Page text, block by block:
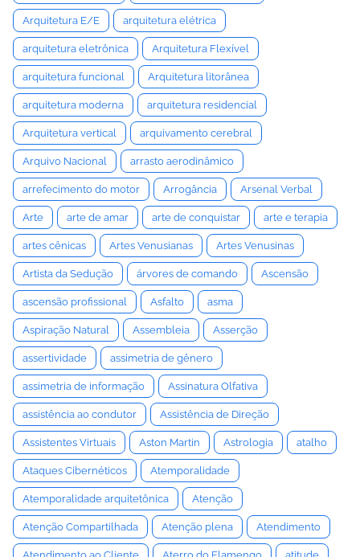
Arquitetura E/E arquitetura elétrica
arquitetura eletrônica Arquitetura Flexível
arquitetura funcional Arquitetura litorânea
arquitetura moderna arquitetura residencial
Arquitetura vertical arquivamento cerebral
Arquivo Nacional arrasto aerodinâmico
arrefecimento do motor Arrogância Arsenal Verbal
Arte arte de amar arte de conquistar arte e terapia
artes cênicas Artes Venusianas Artes Venusinas
Artista da Sedução árvores de comando Ascensão
ascensão profissional Asfalto asma
Aspiração Natural Assembleia Asserção
assertividade assimetria de gênero
assimetria de informação Assinatura Olfativa
assistência ao condutor Assistência de Direção
Assistentes Virtuais Aston Martin Astrologia atalho
Ataques Cibernéticos Atemporalidade
Atemporalidade arquitetônica Atenção
Atenção Compartilhada Atenção plena Atendimento